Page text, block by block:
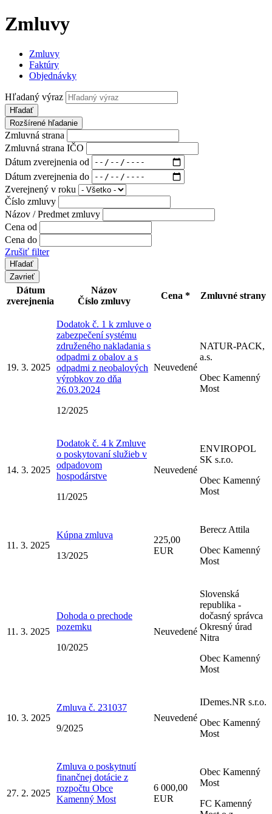
Zmluvy
Zmluvy
Faktúry
Objednávky
Hľadaný výraz
Hľadať
Rozšírené hľadanie
Zmluvná strana
Zmluvná strana IČO
Dátum zverejnenia od
Dátum zverejnenia do
Zverejnený v roku
Číslo zmluvy
Názov / Predmet zmluvy
Cena od
Cena do
Zrušiť filter
Zavrieť
Dátum
zverejnenia
Názov
Číslo zmluvy
Cena * Zmluvné strany
19. 3. 2025
Dodatok č. 1 k zmluve o
zabezpečení systému
združeného nakladania s
odpadmi z obalov a s
odpadmi z neobalových
výrobkov zo dňa
26.03.2024
12/2025
Neuvedené
NATUR-PACK,
a.s.
Obec Kamenný
Most
14. 3. 2025
Dodatok č. 4 k Zmluve
o poskytovaní služieb v
odpadovom
hospodárstve
11/2025
Neuvedené
ENVIROPOL
SK s.r.o.
Obec Kamenný
Most
11. 3. 2025
Kúpna zmluva
13/2025
225,00
EUR
Berecz Attila
Obec Kamenný
Most
11. 3. 2025
Dohoda o prechode
pozemku
10/2025
Neuvedené
Slovenská
republika -
dočasný správca
Okresný úrad
Nitra
Obec Kamenný
Most
10. 3. 2025
Zmluva č. 231037
9/2025
Neuvedené
IDemes.NR s.r.o.
Obec Kamenný
Most
27. 2. 2025
Zmluva o poskytnutí
finančnej dotácie z
rozpočtu Obce
Kamenný Most
6 000,00
EUR
Obec Kamenný
Most
FC Kamenný